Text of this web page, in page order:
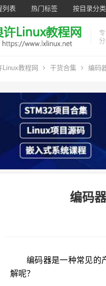
列表 热门标签 按目录分类
Linux教程网 干货合集 编码
编码
编码器是一种常见的
解呢？